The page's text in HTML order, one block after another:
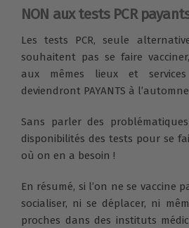
NON aux tests PCR
Les tests PCR, seule
souhaitent pas se faire
aux mêmes lieux et
deviendront PAYANTS à
Sans parler des
disponibilités des tests pour se
où on en a besoin !
En résumé, si l’on ne se vaccine
socialiser, ni se déplacer, ni
proches dans des instituts